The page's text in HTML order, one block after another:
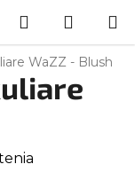
Hľadať
KOŠÍK
WaZZ - Blush